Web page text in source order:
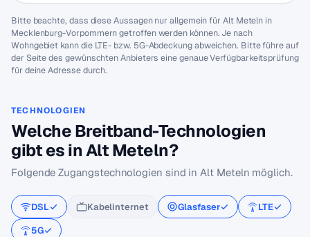
Bitte beachte, dass diese Aussagen nur allgemein für Alt Meteln in
Mecklenburg-Vorpommern getroffen werden können. Je nach
Wohngebiet kann die LTE- bzw. 5G-Abdeckung abweichen. Bitte führe auf
der Seite des gewünschten Anbieters eine genaue Verfügbarkeitsprüfung
für deine Adresse durch.
TECHNOLOGIEN
Welche Breitband-Technologien
gibt es in Alt Meteln?
Folgende Zugangstechnologien sind in Alt Meteln möglich.
DSL Kabelinternet Glasfaser
LTE
5G